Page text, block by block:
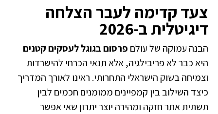
צעד קדימה לעבר הצלחה
דיגיטלית ב-2026
הבנה עמוקה של עולם פרסום בגוגל לעסקים קטנים
היא כבר לא פריבילגיה, אלא תנאי הכרחי להישרדות
וצמיחה בשוק הישראלי התחרותי. ראינו לאורך המדריך
כיצד השילוב בין קמפיינים ממומנים חכמים לבין
תשתית אתר חזקה ומהירה יוצר יתרון שאי אפשר